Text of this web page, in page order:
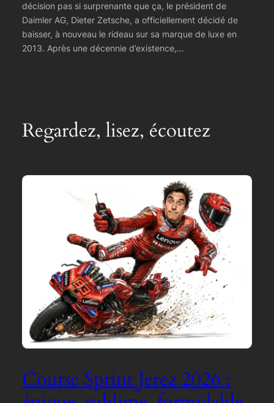
décision pas si surprenante que ça, le président de
Daimler AG, Dieter Zetsche, a officiellement décidé de
baisser, à nouveau le rideau sur sa marque de luxe en
2013. Après une décennie d’existence,…
Regardez, lisez, écoutez
Course Sprint Jerez 2026 :